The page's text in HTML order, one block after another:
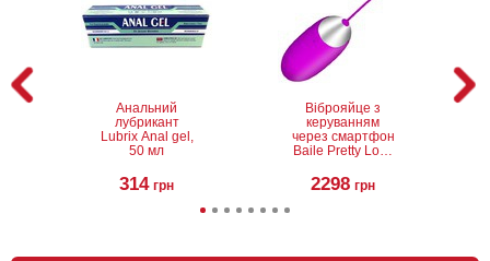
Анальний
лубрикант
Lubrix Anal gel,
50 мл
314 грн
Віброяйце з
керуванням
через смартфон
Baile Pretty Love
2298 грн